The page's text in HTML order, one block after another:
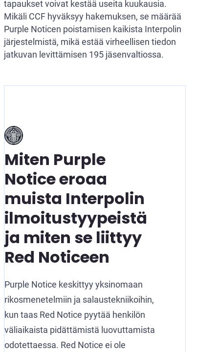
tapaukset voivat kestää useita kuukausia.
Mikäli CCF hyväksyy hakemuksen, se määrää
Purple Noticen poistamisen kaikista Interpolin
järjestelmistä, mikä estää virheellisen tiedon
jatkuvan levittämisen 195 jäsenvaltiossa.
Miten Purple
Notice eroaa
muista Interpolin
ilmoitustyypeistä
ja miten se liittyy
Red Noticeen
Purple Notice keskittyy yksinomaan
rikosmenetelmiin ja salaustekniikoihin,
kun taas Red Notice pyytää henkilön
väliaikaista pidättämistä luovuttamista
odotettaessa. Red Notice ei ole